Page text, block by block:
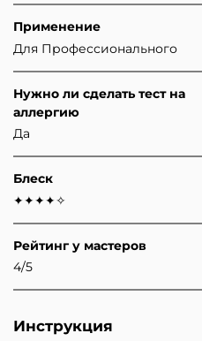
Применение
Для Профессионального
Нужно ли сделать тест на
аллергию
Да
Блеск
✦✦✦✦✧
Рейтинг у мастеров
4/5
Инструкция